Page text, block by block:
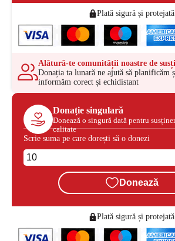
Plată sigură și protejată
Alătură-te comunității noastre de
Donația ta lunară ne ajută să planificăm
informăm corect și echidistant
Donație singulară
Donează o singură dată pentru
calitate
Scrie suma pe care dorești să o donezi
Donează
Plată sigură și protejată